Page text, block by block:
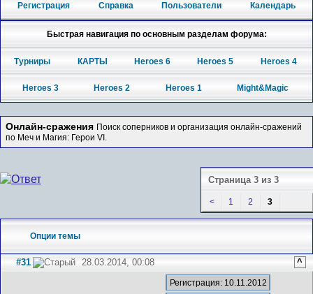
Регистрация Справка Пользователи Календарь
Быстрая навигация по основным разделам форума:
Турниры КАРТЫ Heroes 6 Heroes 5 Heroes 4
Heroes 3 Heroes 2 Heroes 1 Might&Magic
Онлайн-сражения Поиск соперников и организация онлайн-сражений
по Меч и Магия: Герои VI.
Страница 3 из 3
< 1 2 3
Опции темы
#31 28.03.2014, 00:08 ^
Регистрация: 10.11.2012